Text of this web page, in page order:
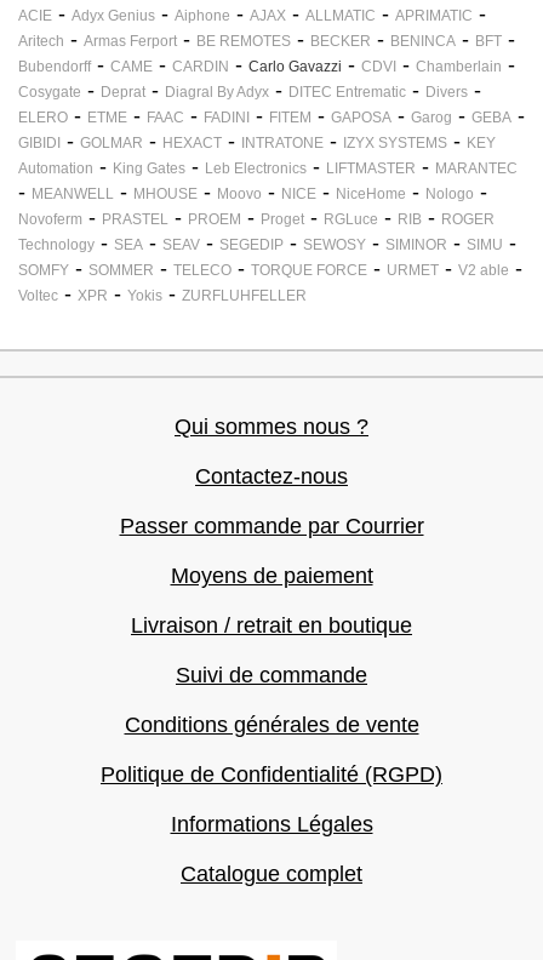
ACIE - Adyx Genius - Aiphone - AJAX - ALLMATIC - APRIMATIC -
Aritech - Armas Ferport - BE REMOTES - BECKER - BENINCA - BFT -
Bubendorff- CAME - CARDIN - Carlo Gavazzi - CDVI - Chamberlain -
Cosygate - Deprat - Diagral By Adyx - DITEC Entrematic - Divers -
ELERO - ETME - FAAC - FADINI - FITEM - GAPOSA - Garog - GEBA -
GIBIDI - GOLMAR - HEXACT - INTRATONE - IZYX SYSTEMS - KEY
Automation - King Gates - Leb Electronics - LIFTMASTER - MARANTEC
- MEANWELL - MHOUSE - Moovo - NICE - NiceHome - Nologo -
Novoferm - PRASTEL - PROEM - Proget - RGLuce - RIB - ROGER
Technology - SEA - SEAV - SEGEDIP - SEWOSY - SIMINOR - SIMU -
SOMFY - SOMMER - TELECO - TORQUE FORCE - URMET - V2 able -
Voltec - XPR - Yokis - ZURFLUHFELLER
Qui sommes nous ?
Contactez-nous
Passer commande par Courrier
Moyens de paiement
Livraison / retrait en boutique
Suivi de commande
Conditions générales de vente
Politique de Confidentialité (RGPD)
Informations Légales
Catalogue complet